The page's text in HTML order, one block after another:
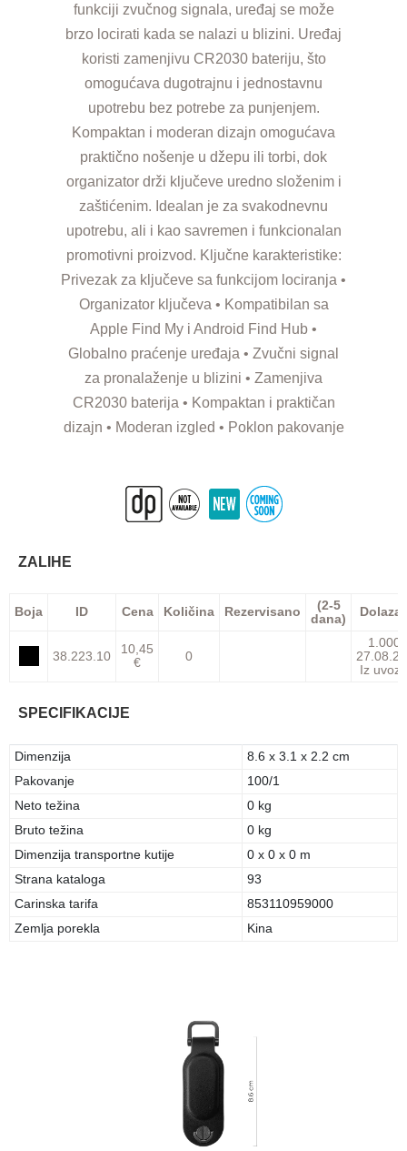
funkciji zvučnog signala, uređaj se može
brzo locirati kada se nalazi u blizini. Uređaj
koristi zamenjivu CR2030 bateriju, što
omogućava dugotrajnu i jednostavnu
upotrebu bez potrebe za punjenjem.
Kompaktan i moderan dizajn omogućava
praktično nošenje u džepu ili torbi, dok
organizator drži ključeve uredno složenim i
zaštićenim. Idealan je za svakodnevnu
upotrebu, ali i kao savremen i funkcionalan
promotivni proizvod. Ključne karakteristike:
Privezak za ključeve sa funkcijom lociranja •
Organizator ključeva • Kompatibilan sa
Apple Find My i Android Find Hub •
Globalno praćenje uređaja • Zvučni signal
za pronalaženje u blizini • Zamenjiva
CR2030 baterija • Kompaktan i praktičan
dizajn • Moderan izgled • Poklon pakovanje
ZALIHE
Boja ID Cena Količina Rezervisano
(2-5
dana)
38.223.10
10,45
€
0
1.000
Iz uvoza
SPECIFIKACIJE
Dimenzija
8.6 x 3.1 x 2.2 cm
Pakovanje
100/1
Neto težina
0 kg
Bruto težina
0 kg
Dimenzija transportne kutije
0 x 0 x 0 m
Strana kataloga
93
Carinska tarifa
853110959000
Zemlja porekla
Kina